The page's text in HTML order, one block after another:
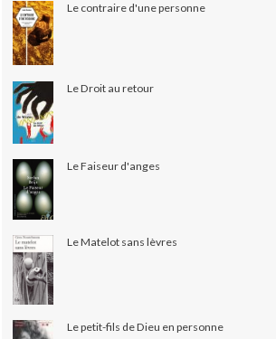
Le contraire d'une personne
Le Droit au retour
Le Faiseur d'anges
Le Matelot sans lèvres
Le petit-fils de Dieu en personne